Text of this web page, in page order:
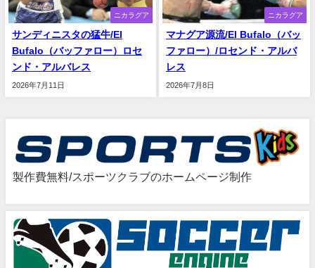
ニカラグア
サンディニスタの猛牛/El
Bufalo（バッファロー）ロセ
ンド・アルバレス
2026年7月11日
ニカラグア
マナグア源流/El Bufalo（バッ
ファロー）/ロセンド・アルバ
レス
2026年7月8日
製作費無料/スポーツクラブのホームページ制作